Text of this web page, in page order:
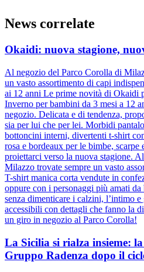
News correlate
Okaidi: nuova stagione,
Al negozio del Parco Corolla di
un vasto assortimento di capi
ai 12 anni Le prime novità di Okaidi
Inverno per bambini da 3 mesi a 12
negozio. Delicata e di tendenza,
sia per lui che per lei. Morbidi
bottoncini interni, divertenti t-shirt
rosa e bordeaux per le bimbe, scarpe
proiettarci verso la nuova stagione.
Milazzo trovate sempre un vasto
T-shirt manica corta vendute in
oppure con i personaggi più amati
senza dimenticare i calzini, l’intimo e
accessibili con dettagli che fanno la
un giro in negozio al Parco Corolla!
La Sicilia si rialza insieme:
Gruppo Radenza dopo il